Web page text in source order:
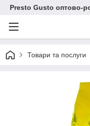
Presto Gusto оптово-
Товари та послуги